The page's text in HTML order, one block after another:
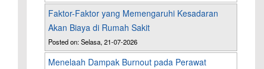
Faktor-Faktor yang Memengaruhi Kesadaran
Akan Biaya di Rumah Sakit
Posted on: Selasa, 21-07-2026
Menelaah Dampak Burnout pada Perawat